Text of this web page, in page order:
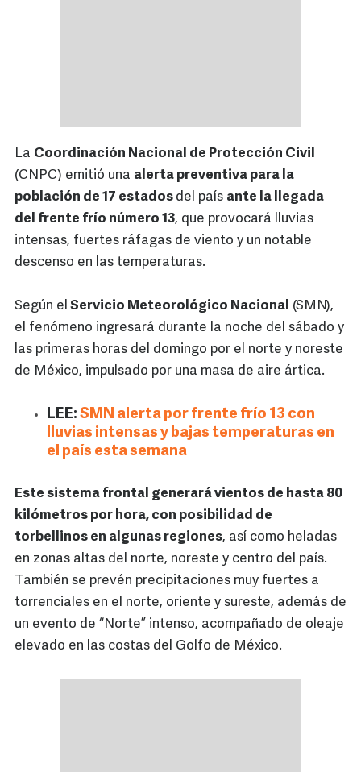
La Coordinación Nacional de Protección Civil
(CNPC) emitió una alerta preventiva para la
población de 17 estados del país ante la llegada
del frente frío número 13, que provocará lluvias
intensas, fuertes ráfagas de viento y un notable
descenso en las temperaturas.
Según el Servicio Meteorológico Nacional (SMN),
el fenómeno ingresará durante la noche del sábado y
las primeras horas del domingo por el norte y noreste
de México, impulsado por una masa de aire ártica.
LEE: SMN alerta por frente frío 13 con
lluvias intensas y bajas temperaturas en
el país esta semana
Este sistema frontal generará vientos de hasta 80
kilómetros por hora, con posibilidad de
torbellinos en algunas regiones, así como heladas
en zonas altas del norte, noreste y centro del país.
También se prevén precipitaciones muy fuertes a
torrenciales en el norte, oriente y sureste, además de
un evento de “Norte” intenso, acompañado de oleaje
elevado en las costas del Golfo de México.